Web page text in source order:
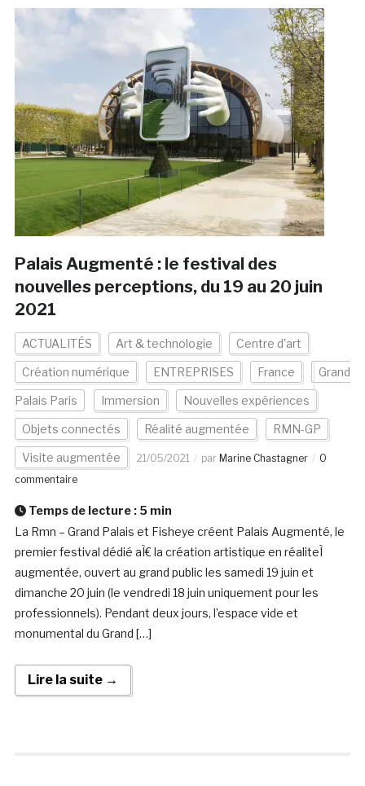
Palais Augmenté : le festival des
nouvelles perceptions, du 19 au 20 juin
2021
ACTUALITÉS Art & technologie Centre d'art
Création numérique ENTREPRISES France Grand
Palais Paris Immersion Nouvelles expériences
Objets connectés Réalité augmentée RMN-GP
Visite augmentée 21/05/2021 par Marine Chastagner
0
commentaire
Temps de lecture : 5 min
La Rmn – Grand Palais et Fisheye créent Palais Augmenté, le
premier festival dédié aÌ€ la création artistique en réaliteÌ
augmentée, ouvert au grand public les samedi 19 juin et
dimanche 20 juin (le vendredi 18 juin uniquement pour les
professionnels). Pendant deux jours, l’espace vide et
monumental du Grand […]
Lire la suite →